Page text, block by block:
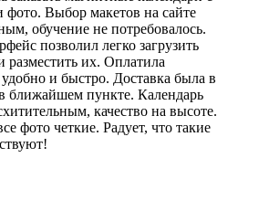
фото. Выбор макетов на сайте
обучение не потребовалось.
позволил легко загрузить
разместить их. Оплатила
и быстро. Доставка была в
в ближайшем пункте. Календарь
качество на высоте.
фото четкие. Радует, что такие